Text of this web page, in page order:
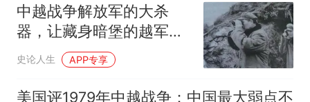
中越战争解放军的大杀
器，让藏身暗堡的越军无
所遁形，只剩惨叫
史论人生 APP专享
美国评1979年中越战争：中国最大弱点不